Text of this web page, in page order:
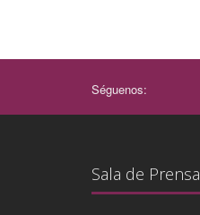
Séguenos:
Sala de Prensa